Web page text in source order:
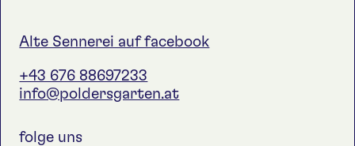
Alte Sennerei auf facebook
+43 676 88697233
info@poldersgarten.at
folge uns